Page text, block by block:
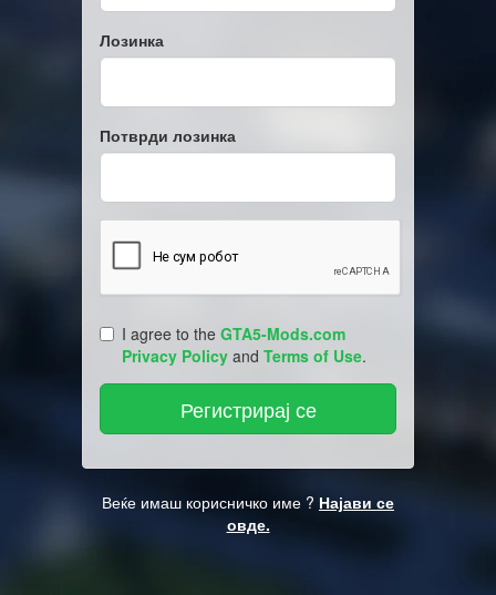
Лозинка
Потврди лозинка
I agree to the GTA5-Mods.com
Privacy Policy and Terms of Use.
Веќе имаш корисничко име ? Најави се
овде.